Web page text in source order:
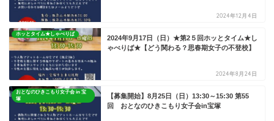
2024年12月4日
ホッとタイム★しゃべりば
2024年9月17日（日）★第2５回ホッとタイム★し
ゃべりば★【どう関わる？思春期女子の不登校】
2024年8月24日
おとなのひきこもり女子会 in 宝
塚
【募集開始】8月25日（日）13:30～15:30 第55
回 おとなのひきこもり女子会in宝塚